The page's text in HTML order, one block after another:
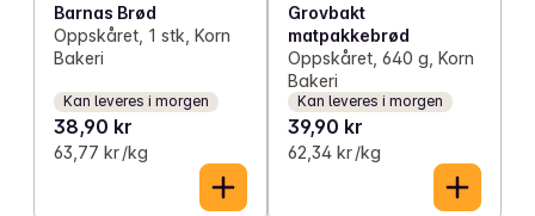
Barnas Brød
Oppskåret, 1 stk, Korn
Bakeri
Kan leveres i morgen
38,90 kr
63,77 kr /kg
Grovbakt
matpakkebrød
Oppskåret, 640 g, Korn
Bakeri
Kan leveres i morgen
39,90 kr
62,34 kr /kg